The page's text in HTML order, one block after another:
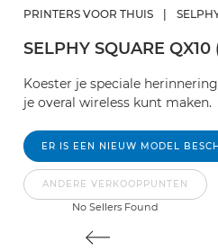
PRINTERS VOOR THUIS
SELPHY SQUARE
Koester je speciale
je overal wireless kunt maken.
ER IS EEN NIEUW MODEL
ANDERE VERKOOPPUNTEN
No Sellers Found